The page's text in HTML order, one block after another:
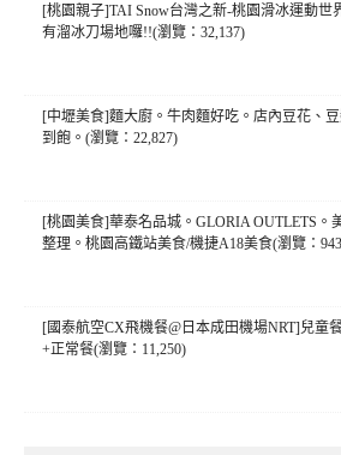
[桃園親子]TAI Snow台灣之新-桃園滑冰運動世
有溜冰刀場地囉!!(瀏覽：32,137)
[中壢美食]麵大廚。牛肉麵好吃。店內豆花、
到飽。(瀏覽：22,827)
[桃園美食]華泰名品城。GLORIA OUTLETS。
整理。桃園高鐵站美食/機捷A18美食(瀏覽：
[國泰航空CX飛機餐@日本成田機場NRT]兒童
+正常餐(瀏覽：11,250)